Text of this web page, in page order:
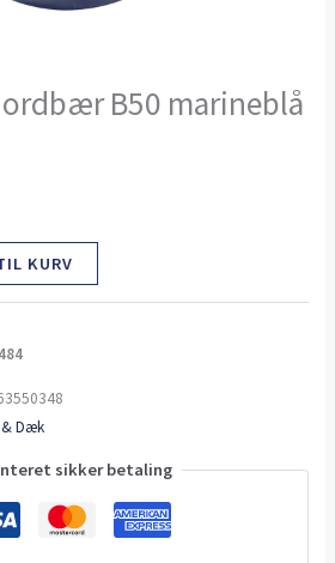
B50 marineblå
KURV
Dæk
sikker betaling